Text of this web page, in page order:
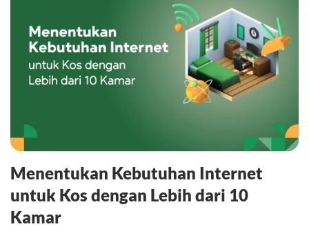
Menentukan Kebutuhan Internet
untuk Kos dengan Lebih dari 10
Kamar